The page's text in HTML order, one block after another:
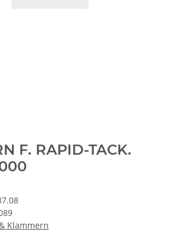
F. RAPID-TACK.
Klammern